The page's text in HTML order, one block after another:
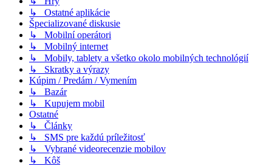
↳ Ostatné aplikácie
Špecializované diskusie
↳ Mobilní operátori
↳ Mobilný internet
↳ Mobily, tablety a všetko okolo mobilných technológií
↳ Skratky a výrazy
Kúpim / Predám / Vymením
↳ Bazár
↳ Kupujem mobil
Ostatné
↳ Články
↳ SMS pre každú príležitosť
↳ Vybrané videorecenzie mobilov
↳ Kôš